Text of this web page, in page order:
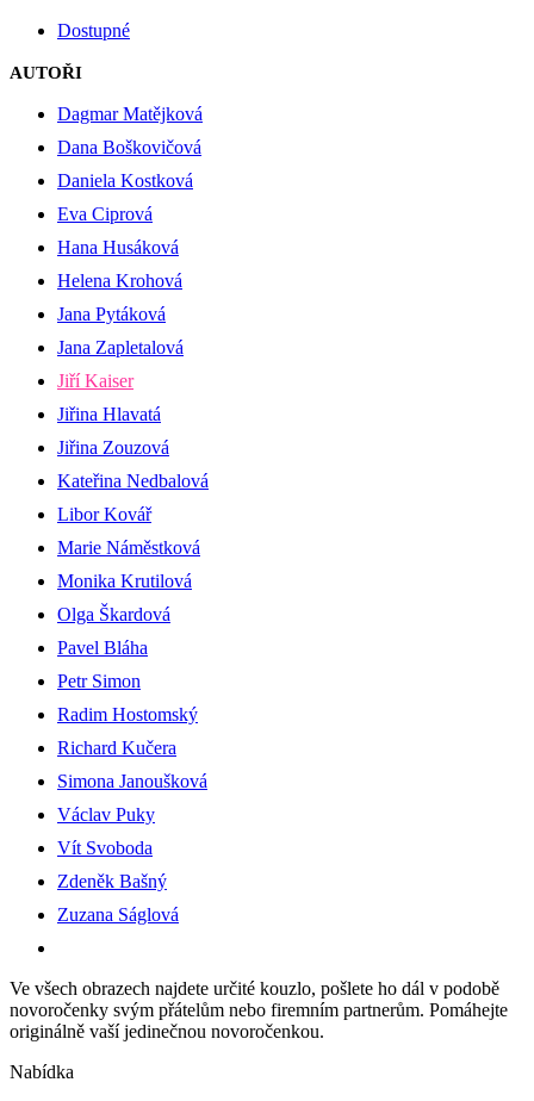
Dostupné
AUTOŘI
Dagmar Matějková
Dana Boškovičová
Daniela Kostková
Eva Ciprová
Hana Husáková
Helena Krohová
Jana Pytáková
Jana Zapletalová
Jiří Kaiser
Jiřina Hlavatá
Jiřina Zouzová
Kateřina Nedbalová
Libor Kovář
Marie Náměstková
Monika Krutilová
Olga Škardová
Pavel Bláha
Petr Simon
Radim Hostomský
Richard Kučera
Simona Janoušková
Václav Puky
Vít Svoboda
Zdeněk Bašný
Zuzana Ságlová
Ve všech obrazech najdete určité kouzlo, pošlete ho dál v podobě
novoročenky svým přátelům nebo firemním partnerům. Pomáhejte
originálně vaší jedinečnou novoročenkou.
Nabídka